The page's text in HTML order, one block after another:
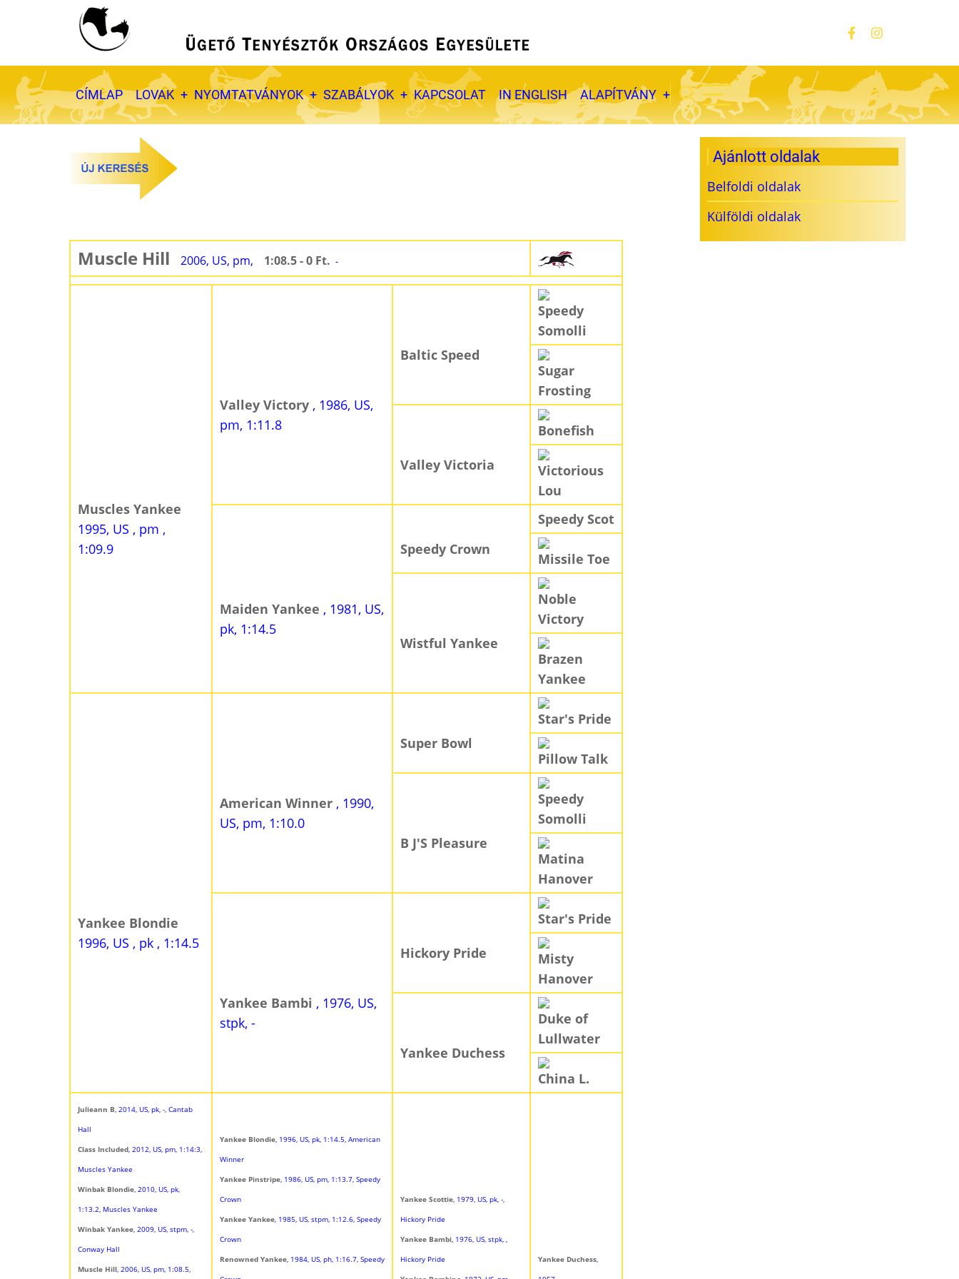
Fő
navigáció
CÍMLAP LOVAK NYOMTATVÁNYOK SZABÁLYOK KAPCSOLAT IN ENGLISH ALAPÍTVÁNY
Muscle Hill 2006, US, pm, 1:08.5 - 0 Ft. -
Muscles Yankee
1995, US , pm ,
1:09.9
Valley Victory , 1986, US,
pm, 1:11.8
Baltic Speed
Speedy
Somolli
Sugar
Frosting
Valley Victoria
Bonefish
Victorious
Lou
Maiden Yankee , 1981, US,
pk, 1:14.5
Speedy Crown
Speedy Scot
Missile Toe
Wistful Yankee
Noble
Victory
Brazen
Yankee
Yankee Blondie
1996, US , pk , 1:14.5
American Winner , 1990,
US, pm, 1:10.0
Super Bowl
Star's Pride
Pillow Talk
B J'S Pleasure
Speedy
Somolli
Matina
Hanover
Yankee Bambi , 1976, US,
stpk, -
Hickory Pride
Star's Pride
Misty
Hanover
Yankee Duchess
Duke of
Lullwater
China L.
Julieann B, 2014, US, pk, -, Cantab
Hall
Class Included, 2012, US, pm, 1:14:3,
Muscles Yankee
Winbak Blondie, 2010, US, pk,
1:13.2, Muscles Yankee
Winbak Yankee, 2009, US, stpm, -,
Conway Hall
Muscle Hill, 2006, US, pm, 1:08.5,
Yankee Blondie, 1996, US, pk, 1:14.5, American
Winner
Yankee Pinstripe, 1986, US, pm, 1:13.7, Speedy
Crown
Yankee Yankee, 1985, US, stpm, 1:12.6, Speedy
Crown
Renowned Yankee, 1984, US, ph, 1:16.7, Speedy
Yankee Scottie, 1979, US, pk, -,
Hickory Pride
Yankee Bambi, 1976, US, stpk, ,
Hickory Pride
Yankee Duchess,
Ajánlott oldalak
Belfoldi oldalak
Külföldi oldalak